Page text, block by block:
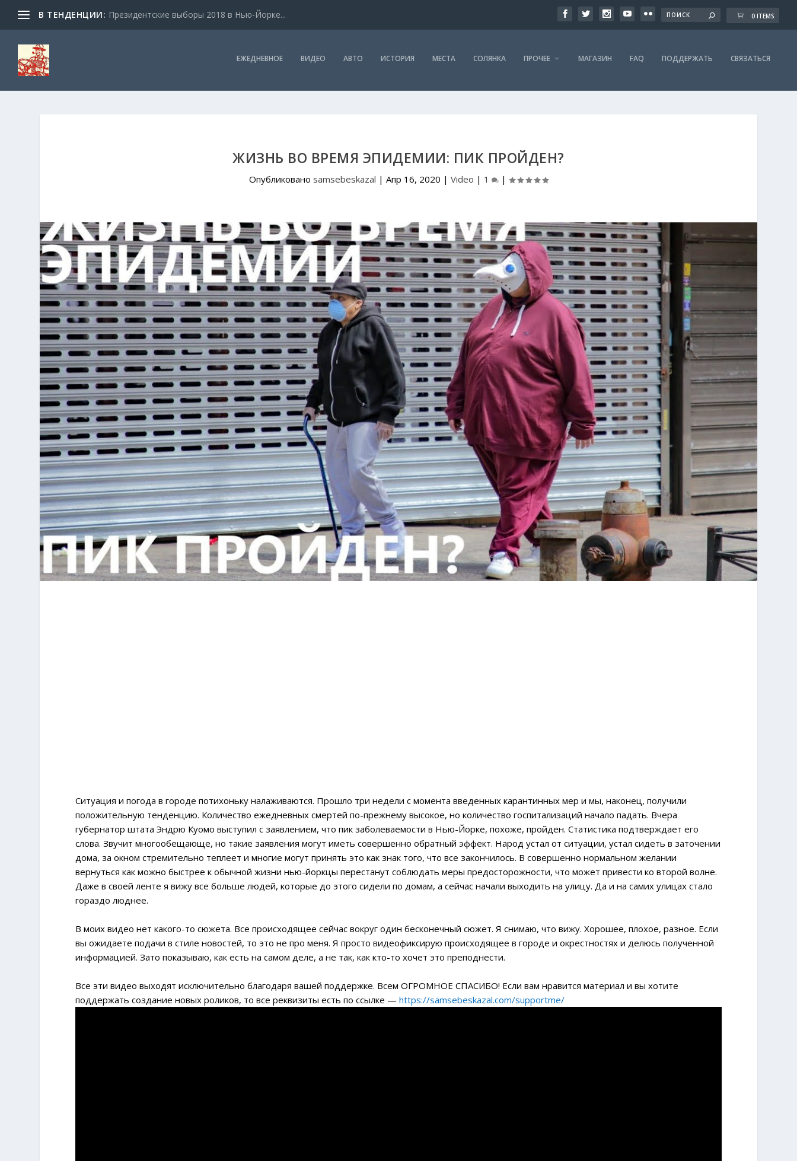
В ТЕНДЕНЦИИ: Президентские выборы 2018 в Нью-Йорке... 0 ITEMS
ЕЖЕДНЕВНОЕ ВИДЕО АВТО ИСТОРИЯ МЕСТА СОЛЯНКА ПРОЧЕЕ МАГАЗИН FAQ ПОДДЕРЖАТЬ СВЯЗАТЬСЯ
ЖИЗНЬ ВО ВРЕМЯ ЭПИДЕМИИ: ПИК ПРОЙДЕН?
Опубликовано samsebeskazal | Апр 16, 2020 | Video | 1 |
Ситуация и погода в городе потихоньку налаживаются. Прошло три недели с момента введенных карантинных мер и мы, наконец, получили
положительную тенденцию. Количество ежедневных смертей по-прежнему высокое, но количество госпитализаций начало падать. Вчера
губернатор штата Эндрю Куомо выступил с заявлением, что пик заболеваемости в Нью-Йорке, похоже, пройден. Статистика подтверждает его
слова. Звучит многообещающе, но такие заявления могут иметь совершенно обратный эффект. Народ устал от ситуации, устал сидеть в заточении
дома, за окном стремительно теплеет и многие могут принять это как знак того, что все закончилось. В совершенно нормальном желании
вернуться как можно быстрее к обычной жизни нью-йоркцы перестанут соблюдать меры предосторожности, что может привести ко второй волне.
Даже в своей ленте я вижу все больше людей, которые до этого сидели по домам, а сейчас начали выходить на улицу. Да и на самих улицах стало
гораздо люднее.
В моих видео нет какого-то сюжета. Все происходящее сейчас вокруг один бесконечный сюжет. Я снимаю, что вижу. Хорошее, плохое, разное. Если
вы ожидаете подачи в стиле новостей, то это не про меня. Я просто видеофиксирую происходящее в городе и окрестностях и делюсь полученной
информацией. Зато показываю, как есть на самом деле, а не так, как кто-то хочет это преподнести.
Все эти видео выходят исключительно благодаря вашей поддержке. Всем ОГРОМНОЕ СПАСИБО! Если вам нравится материал и вы хотите
поддержать создание новых роликов, то все реквизиты есть по ссылке —https://samsebeskazal.com/supportme/